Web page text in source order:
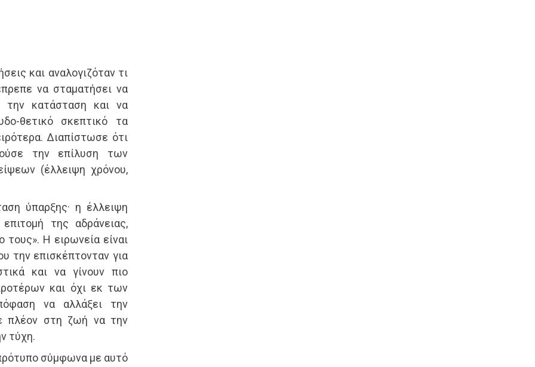
και αναλογιζόταν τι
να σταματήσει να
την κατάσταση και να
θετικό σκεπτικό τα
Διαπίστωσε ότι
την επίλυση των
(έλλειψη χρόνου,
ύπαρξης· η έλλειψη
της αδράνειας,
Η ειρωνεία είναι
την επισκέπτονταν για
και να γίνουν πιο
και όχι εκ των
να αλλάξει την
πλέον στη ζωή να την
τύχη.
σύμφωνα με αυτό